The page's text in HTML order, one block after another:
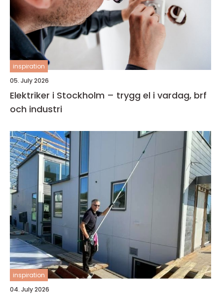
inspiration
05. July 2026
Elektriker i Stockholm – trygg el i vardag, brf
och industri
inspiration
04. July 2026